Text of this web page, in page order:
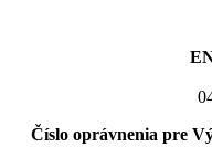
Číslo oprávnenia pre